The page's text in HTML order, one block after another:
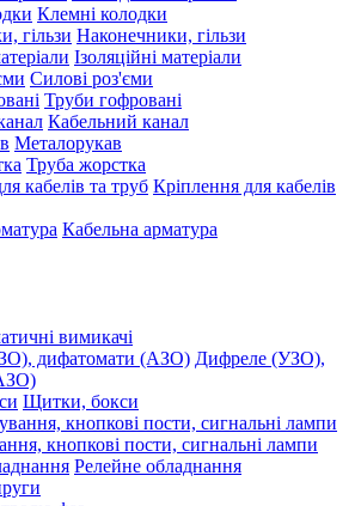
Клемні колодки
Наконечники, гільзи
Ізоляційні матеріали
Силові роз'єми
Труби гофровані
Кабельний канал
Металорукав
Труба жорстка
Кріплення для кабелів
Кабельна арматура
вимикачі
Дифреле (УЗО),
Щитки, бокси
кнопкові пости, сигнальні лампи
Релейне обладнання